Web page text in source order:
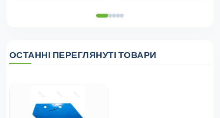
ОСТАННІ ПЕРЕГЛЯНУТІ ТОВАРИ